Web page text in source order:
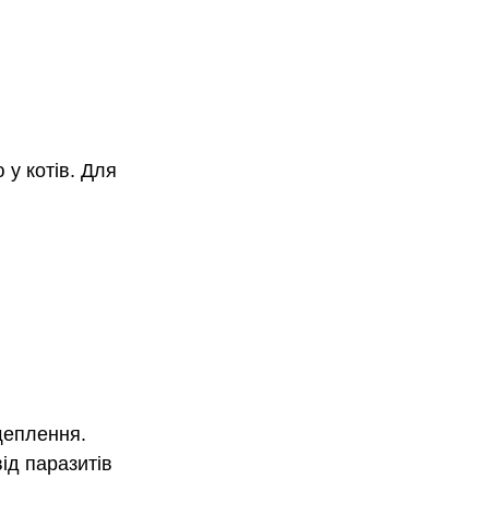
у котів. Для
паразитів